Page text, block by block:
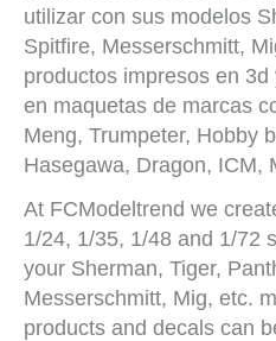
utilizar con sus modelos
Spitfire, Messerschmitt,
productos impresos en
en maquetas de marcas
Meng, Trumpeter, Hobby
Hasegawa, Dragon, ICM,
At FCModeltrend we
1/24, 1/35, 1/48 and 1/72
your Sherman, Tiger,
Messerschmitt, Mig, etc.
products and decals can